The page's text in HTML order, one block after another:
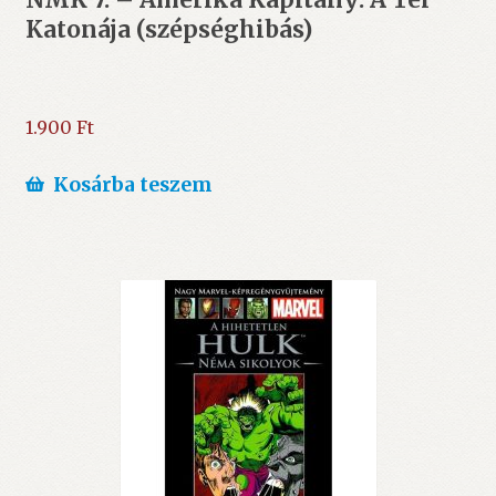
Katonája (szépséghibás)
1.900 Ft
Kosárba teszem